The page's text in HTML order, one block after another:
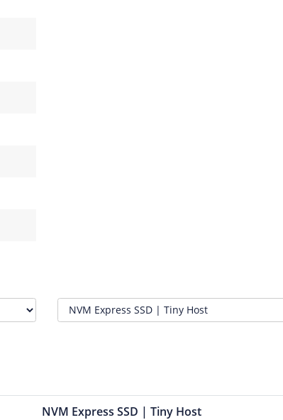
NVM Express SSD | Tiny Host